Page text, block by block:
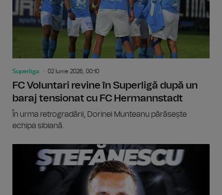
Superliga 02 Iunie 2026, 00:10
FC Voluntari revine în Superligă după un
baraj tensionat cu FC Hermannstadt
În urma retrogradării, Dorinel Munteanu părăsește
echipa sibiană.